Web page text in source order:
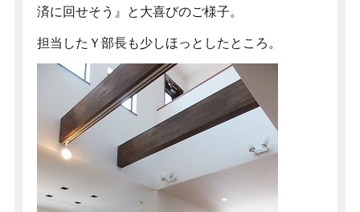
済に回せそう』と大喜びのご様子。
担当したＹ部長も少しほっとしたところ。